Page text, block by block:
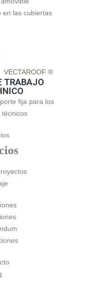
en las cubiertas
VECTAROOF ®
TRABAJO
fija para los
técnicos